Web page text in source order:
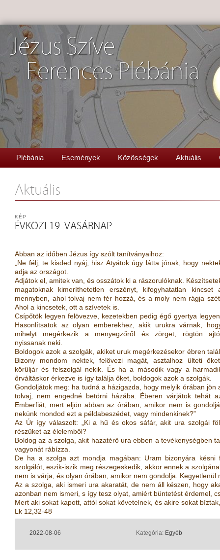
Jézus Szíve
Ferences Plébánia
Plébánia Események Közösségek Aktuális
Aktuális
ÉVKÖZI 19. VASÁRNAP
KÉP
Abban az időben Jézus így szólt tanítványaihoz:
„Ne félj, te kisded nyáj, hisz Atyátok úgy látta jónak, hogy
adja az országot.
Adjátok el, amitek van, és osszátok ki a rászorulóknak.
magatoknak kimeríthetetlen erszényt, kifogyhatatlan kincset
mennyben, ahol tolvaj nem fér hozzá, és a moly nem rágja
Ahol a kincsetek, ott a szívetek is.
Csípőtök legyen felövezve, kezetekben pedig égő gyertya
Hasonlítsatok az olyan emberekhez, akik urukra várnak,
mihelyt megérkezik a menyegzőről és zörget, rögtön
nyissanak neki.
Boldogok azok a szolgák, akiket uruk megérkezésekor ébren
Bizony mondom nektek, felövezi magát, asztalhoz ülteti
körüljár és felszolgál nekik. És ha a második vagy a
őrváltáskor érkezve is így találja őket, boldogok azok a szolgák.
Gondoljátok meg: ha tudná a házigazda, hogy melyik órában jön
tolvaj, nem engedné betörni házába. Éberen várjátok tehát
Emberfiát, mert eljön abban az órában, amikor nem is
nekünk mondod ezt a példabeszédet, vagy mindenkinek?”
Az Úr így válaszolt: „Ki a hű és okos sáfár, akit ura szolgái
részüket az élelemből?
Boldog az a szolga, akit hazatérő ura ebben a tevékenységben
vagyonát rábízza.
De ha a szolga azt mondja magában: Uram bizonyára
szolgálót, eszik-iszik meg részegeskedik, akkor ennek a
nem is várja, és olyan órában, amikor nem gondolja.
Az a szolga, aki ismeri ura akaratát, de nem áll készen, hogy
azonban nem ismeri, s így tesz olyat, amiért büntetést érdemel,
Mert aki sokat kapott, attól sokat követelnek, és akire sokat
Lk 12,32-48
2022-08-06 Kategória: Egyéb